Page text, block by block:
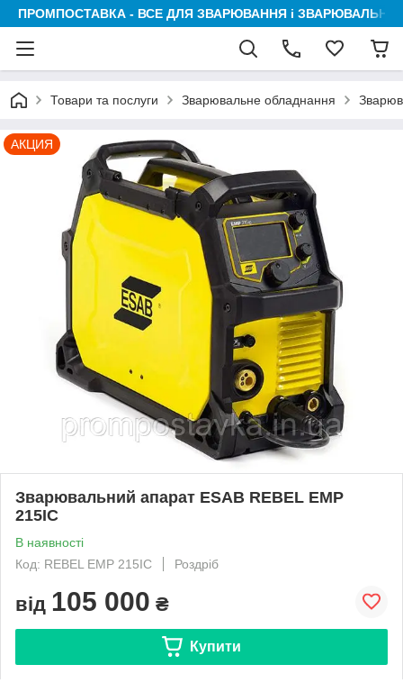
ПРОМПОСТАВКА - ВСЕ ДЛЯ ЗВАРЮВАННЯ і
Товари та послуги Зварювальне обладнання
АКЦИЯ
Зварювальний апарат ESAB REBEL EMP
215IC
В наявності
Код: REBEL EMP 215IC
Роздріб
від 105 000 ₴
Купити